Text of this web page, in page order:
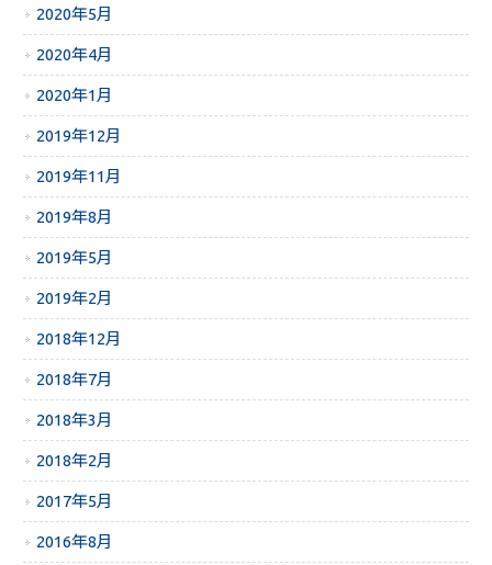
2020年5月
2020年4月
2020年1月
2019年12月
2019年11月
2019年8月
2019年5月
2019年2月
2018年12月
2018年7月
2018年3月
2018年2月
2017年5月
2016年8月